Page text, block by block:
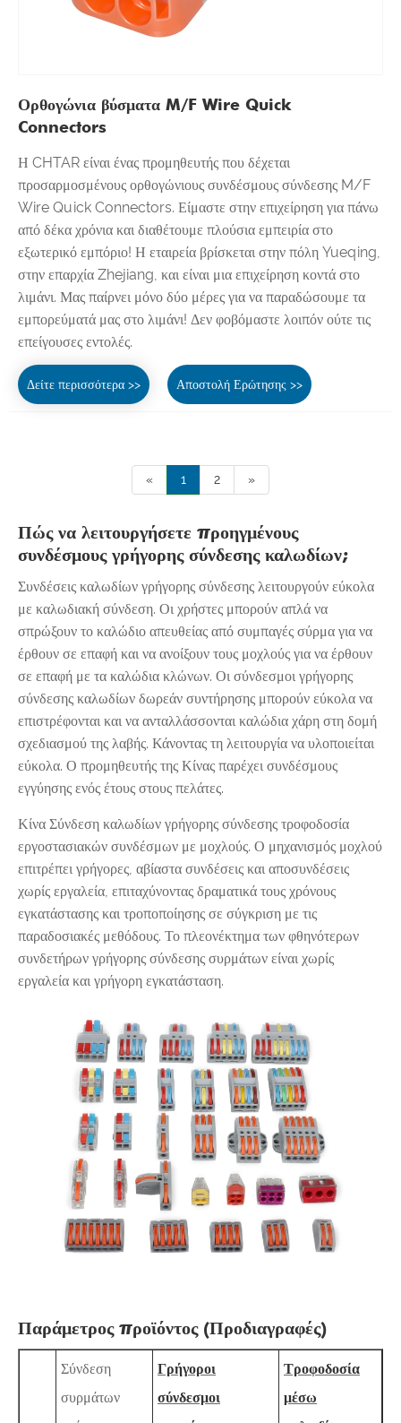
Ορθογώνια βύσματα M/F Wire Quick
Connectors
Η CHTAR είναι ένας προμηθευτής που δέχεται
προσαρμοσμένους ορθογώνιους συνδέσμους σύνδεσης M/F
Wire Quick Connectors. Είμαστε στην επιχείρηση για πάνω
από δέκα χρόνια και διαθέτουμε πλούσια εμπειρία στο
εξωτερικό εμπόριο! Η εταιρεία βρίσκεται στην πόλη Yueqing,
στην επαρχία Zhejiang, και είναι μια επιχείρηση κοντά στο
λιμάνι. Μας παίρνει μόνο δύο μέρες για να παραδώσουμε τα
εμπορεύματά μας στο λιμάνι! Δεν φοβόμαστε λοιπόν ούτε τις
επείγουσες εντολές.
Δείτε περισσότερα >> Αποστολή Ερώτησης >>
« 1 2 »
Πώς να λειτουργήσετε προηγμένους
συνδέσμους γρήγορης σύνδεσης καλωδίων;
Συνδέσεις καλωδίων γρήγορης σύνδεσης λειτουργούν εύκολα
με καλωδιακή σύνδεση. Οι χρήστες μπορούν απλά να
σπρώξουν το καλώδιο απευθείας από συμπαγές σύρμα για να
έρθουν σε επαφή και να ανοίξουν τους μοχλούς για να έρθουν
σε επαφή με τα καλώδια κλώνων. Οι σύνδεσμοι γρήγορης
σύνδεσης καλωδίων δωρεάν συντήρησης μπορούν εύκολα να
επιστρέφονται και να ανταλλάσσονται καλώδια χάρη στη δομή
σχεδιασμού της λαβής. Κάνοντας τη λειτουργία να υλοποιείται
εύκολα. Ο προμηθευτής της Κίνας παρέχει συνδέσμους
εγγύησης ενός έτους στους πελάτες.
Κίνα Σύνδεση καλωδίων γρήγορης σύνδεσης τροφοδοσία
εργοστασιακών συνδέσμων με μοχλούς. Ο μηχανισμός μοχλού
επιτρέπει γρήγορες, αβίαστα συνδέσεις και αποσυνδέσεις
χωρίς εργαλεία, επιταχύνοντας δραματικά τους χρόνους
εγκατάστασης και τροποποίησης σε σύγκριση με τις
παραδοσιακές μεθόδους. Το πλεονέκτημα των φθηνότερων
συνδετήρων γρήγορης σύνδεσης συρμάτων είναι χωρίς
εργαλεία και γρήγορη εγκατάσταση.
Παράμετρος προϊόντος (Προδιαγραφές)
Σύνδεση
συρμάτων
Γρήγοροι
σύνδεσμοι
Τροφοδοσία
μέσω